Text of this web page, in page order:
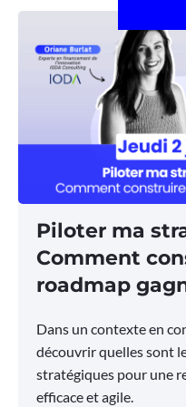
Piloter ma
Comment
roadmap
Dans un contexte en
découvrir quelles sont
stratégiques pour une
efficace et agile.